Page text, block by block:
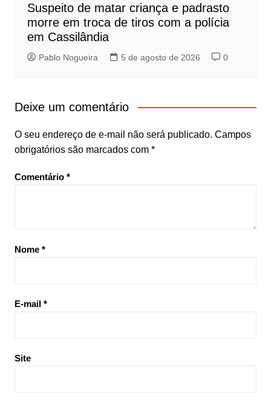
Suspeito de matar criança e padrasto
morre em troca de tiros com a polícia
em Cassilândia
Pablo Nogueira 5 de agosto de 2026 0
Deixe um comentário
O seu endereço de e-mail não será publicado. Campos
obrigatórios são marcados com *
Comentário *
Nome *
E-mail *
Site